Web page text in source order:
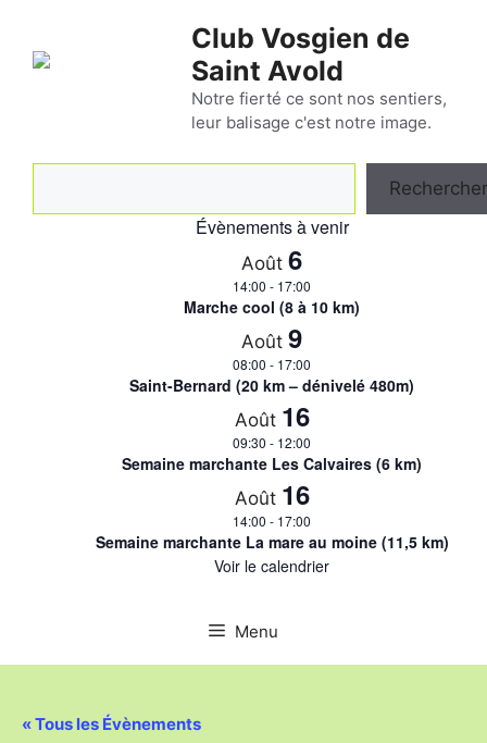
contenu
Club Vosgien de
Saint Avold
Notre fierté ce sont nos sentiers,
leur balisage c'est notre image.
Rechercher
Évènements à venir
Août 6
14:00 - 17:00
Marche cool (8 à 10 km)
Août 9
08:00 - 17:00
Saint-Bernard (20 km – dénivelé 480m)
Août 16
09:30 - 12:00
Semaine marchante Les Calvaires (6 km)
Août 16
14:00 - 17:00
Semaine marchante La mare au moine (11,5 km)
Voir le calendrier
Menu
« Tous les Évènements